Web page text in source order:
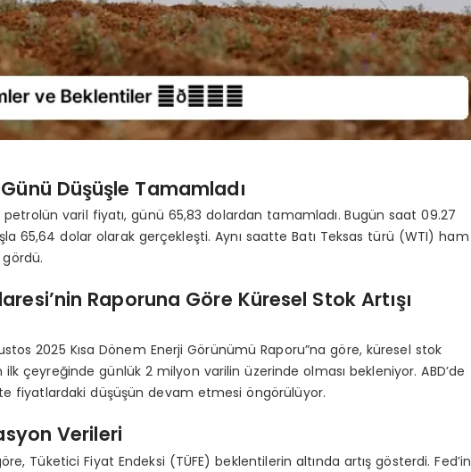
Düşüşle Tamamladı
varil fiyatı, günü 65,83 dolardan tamamladı. Bugün saat 09.27
65,64 dolar olarak gerçekleşti. Aynı saatte Batı Teksas türü (WTI) ham
Raporuna Göre Küresel Stok Artışı
2025 Kısa Dönem Enerji Görünümü Raporu”na göre, küresel stok
ilk çeyreğinde günlük 2 milyon varilin üzerinde olması bekleniyor. ABD’de
fiyatlardaki düşüşün devam etmesi öngörülüyor.
Verileri
Tüketici Fiyat Endeksi (TÜFE) beklentilerin altında artış gösterdi. Fed’in